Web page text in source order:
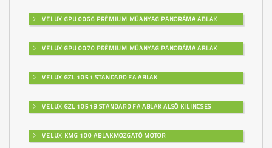
VELUX GPU 0066 PRÉMIUM MŰANYAG PANORÁMA ABLAK
VELUX GPU 0070 PRÉMIUM MŰANYAG PANORÁMA ABLAK
VELUX GZL 1051 STANDARD FA ABLAK
VELUX GZL 1051B STANDARD FA ABLAK ALSÓ KILINCSES
VELUX KMG 100 ABLAKMOZGATÓ MOTOR